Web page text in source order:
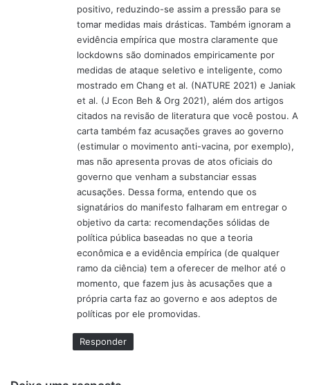
positivo, reduzindo-se assim a pressão para se
tomar medidas mais drásticas. Também ignoram a
evidência empírica que mostra claramente que
lockdowns são dominados empiricamente por
medidas de ataque seletivo e inteligente, como
mostrado em Chang et al. (NATURE 2021) e Janiak
et al. (J Econ Beh & Org 2021), além dos artigos
citados na revisão de literatura que você postou. A
carta também faz acusações graves ao governo
(estimular o movimento anti-vacina, por exemplo),
mas não apresenta provas de atos oficiais do
governo que venham a substanciar essas
acusações. Dessa forma, entendo que os
signatários do manifesto falharam em entregar o
objetivo da carta: recomendações sólidas de
política pública baseadas no que a teoria
econômica e a evidência empírica (de qualquer
ramo da ciência) tem a oferecer de melhor até o
momento, que fazem jus às acusações que a
própria carta faz ao governo e aos adeptos de
políticas por ele promovidas.
Responder